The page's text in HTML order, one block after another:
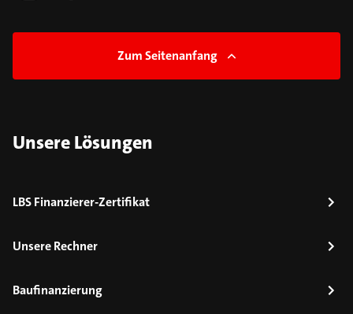
Zum Seitenanfang
Unsere Lösungen
LBS Finanzierer-Zertifikat
Unsere Rechner
Baufinanzierung